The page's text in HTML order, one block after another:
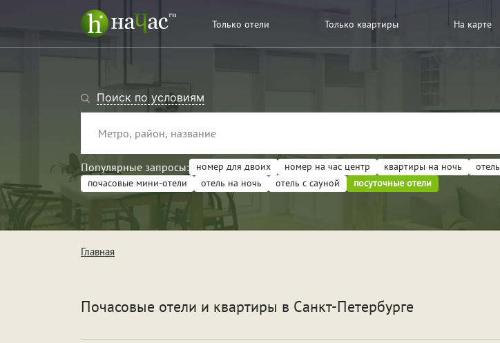
Только отели Только квартиры На карте
Поиск по условиям
Популярные запросы: номер для двоих номер на час центр квартиры на ночь
почасовые мини-отели
отель на ночь отель с сауной посуточные отели
Поводы
Свидание
Поспать и отдохнуть
Главная
Почасовые отели и квартиры в Санкт-Петербурге